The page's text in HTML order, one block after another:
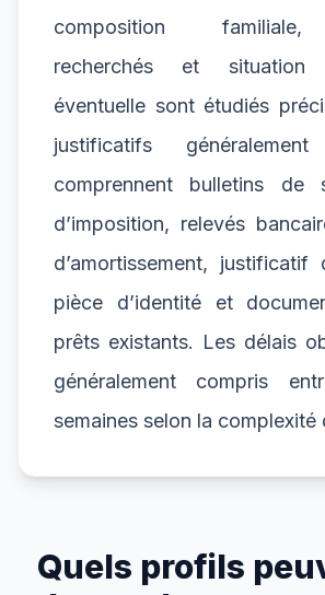
composition
recherchés et situation
éventuelle sont étudiés
justificatifs généralement
comprennent bulletins de
d’imposition, relevés
d’amortissement, justificatif
pièce d’identité et
prêts existants. Les délais
généralement compris
semaines selon la complexité
Quels profils